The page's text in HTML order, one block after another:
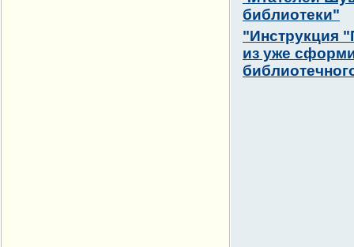
библиотеки"
"Инструкция
из уже